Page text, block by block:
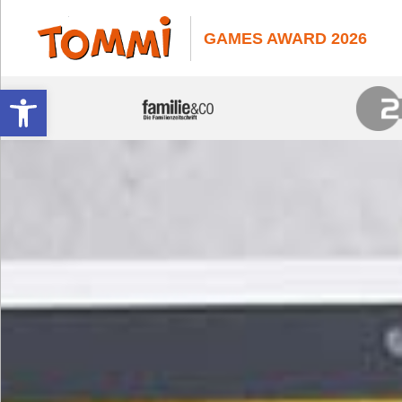
Werkzeugleiste öffnen
GAMES AWARD 2026